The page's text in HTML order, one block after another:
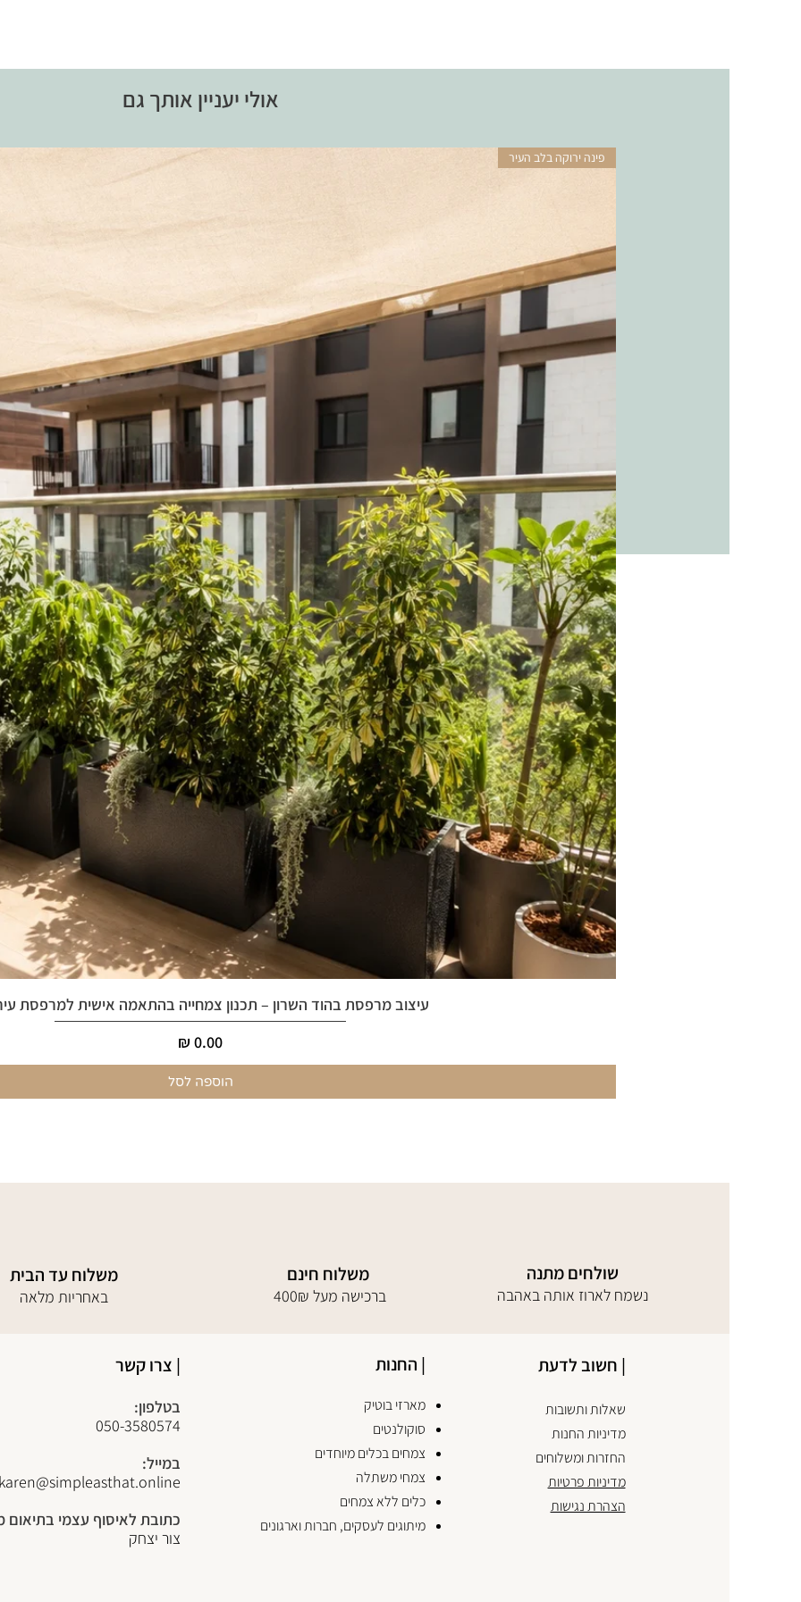
אולי יעניין אותך גם
פינה ירוקה בלב העיר
עיצוב מרפסת בהוד השרון – תכנון צמחייה בהתאמה אישית למרפסת
מחיר
הוספה לסל
משלוח עד הבית
באחריות מלאה
משלוח חינם
400₪ ברכישה מעל
שולחים מתנה
נשמח לארוז אותה באהבה
| צרו קשר
בטלפון:
050-3580574
במייל:
כתובת לאיסוף עצמי
צור יצחק
| החנות
מארזי בוטיק
סוקולנטים
צמחים בכלים מיוחדים
צמחי משתלה
כלים ללא צמחים
מיתוגים לעסקים, חברות וארגונים
| חשוב לדעת
שאלות ותשובות
מדיניות החנות
החזרות ומשלוחים
מדיניות פרטיות
הצהרת נגישות